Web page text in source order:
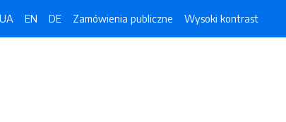
UA EN DE Zamówienia publiczne Wysoki kontrast